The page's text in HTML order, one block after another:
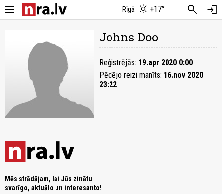
menu Rīgā +17° search login
Johns Doo
Reģistrējās: 19.apr 2020 0:00
Pēdējo reizi manīts: 16.nov 2020
23:22
Mēs strādājam, lai Jūs zinātu
svarīgo, aktuālo un interesanto!